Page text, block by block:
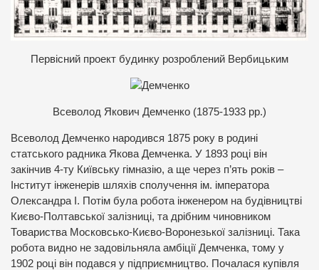
Первісний проект будинку розроблений Вербицьким
Всеволод Якович Демченко (1875-1933 рр.)
Всеволод Демченко народився 1875 року в родині
статського радника Якова Демченка. У 1893 році він
закінчив 4-ту Київську гімназію, а ще через п’ять років –
Інститут інженерів шляхів сполучення ім. імператора
Олександра І. Потім була робота інженером на будівництві
Києво-Полтавської залізниці, та дрібним чиновником
Товариства Московсько-Києво-Воронезької залізниці. Така
робота видно не задовільняла амбіції Демченка, тому у
1902 році він подався у підприємництво. Почалася купівля